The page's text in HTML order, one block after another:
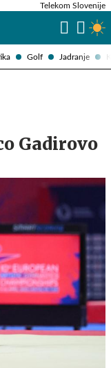
Golf Jadranje
Telekom Slovenije
Gadirovo